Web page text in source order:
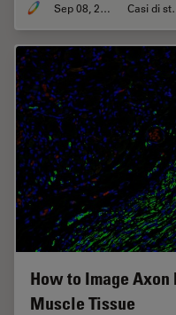
Sep 08, 2025
How to Image
Muscle Tissue